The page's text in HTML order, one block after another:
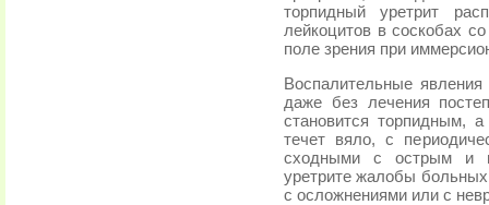
торпидный уретрит
лейкоцитов в соскобах
поле зрения при
Воспалительные
даже без лечения
становится торпидным,
течет вяло, с
сходными с острым и
уретрите жалобы
с осложнениями или с